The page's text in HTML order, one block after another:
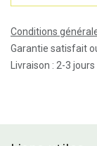
Conditions
Garantie satisfait
Livraison : 2-3